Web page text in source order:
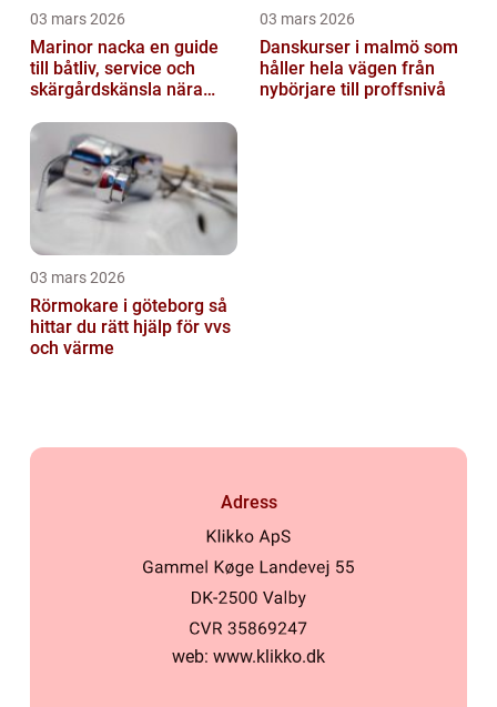
03 mars 2026
Marinor nacka en guide
till båtliv, service och
skärgårdskänsla nära
03 mars 2026
Danskurser i malmö som
håller hela vägen från
nybörjare till proffsnivå
03 mars 2026
Rörmokare i göteborg så
hittar du rätt hjälp för vvs
och värme
Adress
web: www.klikko.dk